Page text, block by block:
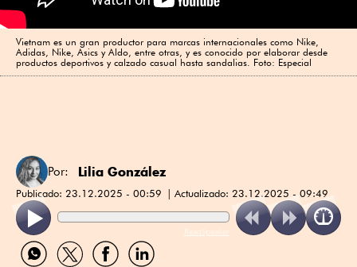
Vietnam es un gran productor para marcas internacionales como Nike,
Adidas, Nike, Asics y Aldo, entre otras, y es conocido por elaborar desde
productos deportivos y calzado casual hasta sandalias. Foto: Especial
Por: Lilia González
Publicado: 23.12.2025 - 00:59 Actualizado: 23.12.2025 - 09:49
ReadSpeaker
Compartir
por
Compartir
por
Compartir
por
Compartir
por